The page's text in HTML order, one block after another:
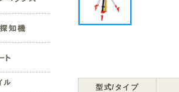
型式/タイプ